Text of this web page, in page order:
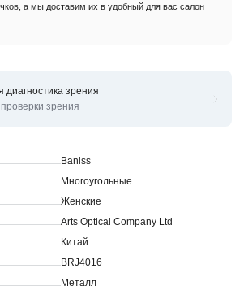
Baniss BRJ 4016
Baniss
Многоугольные
Женские
Arts Optical Company Ltd
Китай
BRJ4016
Металл
а мы доставим их в удобный для вас салон
зрения
зрения